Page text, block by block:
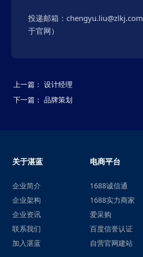
投递邮箱： chengyu.liu@zlkj.com
于官网）
上一篇：设计经理
下一篇：品牌策划
关于湛蓝
企业简介
企业架构
企业资讯
联系我们
加入湛蓝
电商平台
1688诚信通
1688实力商家
爱采购
百度信誉认证
自营官网建站